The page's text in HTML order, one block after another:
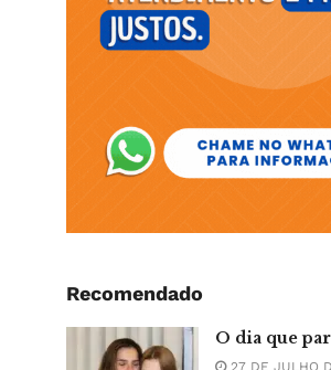
Recomendado
O dia que